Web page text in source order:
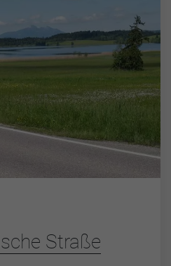
Straße